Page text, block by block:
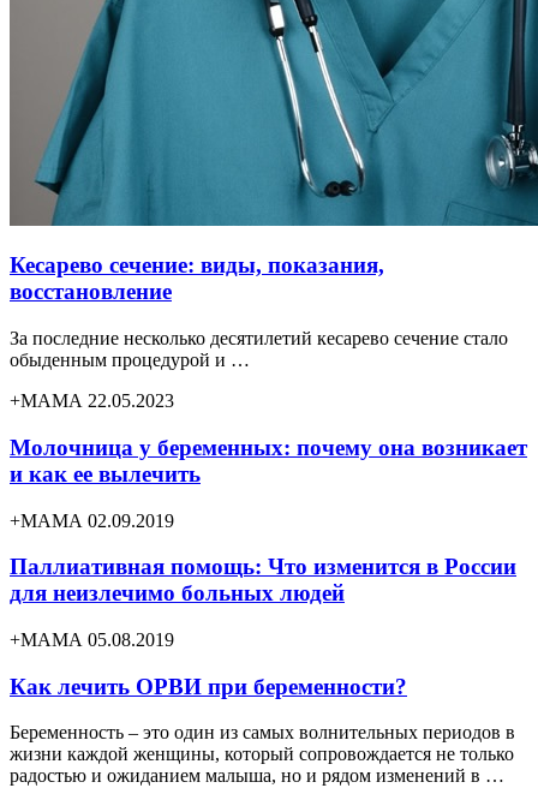
Кесарево сечение: виды, показания,
восстановление
За последние несколько десятилетий кесарево сечение стало
обыденным процедурой и …
+МАМА 22.05.2023
Молочница у беременных: почему она возникает
и как ее вылечить
+МАМА 02.09.2019
Паллиативная помощь: Что изменится в России
для неизлечимо больных людей
+МАМА 05.08.2019
Как лечить ОРВИ при беременности?
Беременность – это один из самых волнительных периодов в
жизни каждой женщины, который сопровождается не только
радостью и ожиданием малыша, но и рядом изменений в …